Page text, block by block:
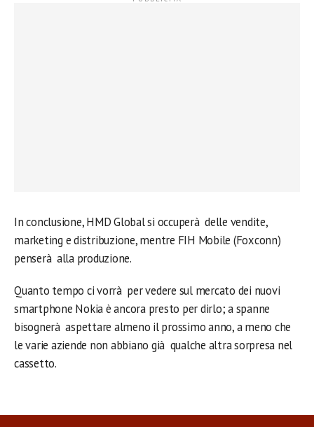
In conclusione, HMD Global si occuperà delle vendite,
marketing e distribuzione, mentre FIH Mobile (Foxconn)
penserà alla produzione.
Quanto tempo ci vorrà per vedere sul mercato dei nuovi
smartphone Nokia è ancora presto per dirlo; a spanne
bisognerà aspettare almeno il prossimo anno, a meno che
le varie aziende non abbiano già qualche altra sorpresa nel
cassetto.